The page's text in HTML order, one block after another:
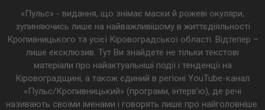
«Пульс» - видання, що знімає маски й рожеві окуляри,
зупиняючись лише на найважливішому в життєдіяльності
Кропивницького та усієї Кіровоградської області. Відтепер –
лише ексклюзив. Тут Ви знайдете не тільки текстові
матеріали про найактуальніші події і тенденції на
Кіровоградщині, а також єдиний в регіоні YouTube-канал
«Пульс/Кропивницький» (програми, інтерв’ю), де речі
називають своїми іменами і говорять лише про найголовніше.